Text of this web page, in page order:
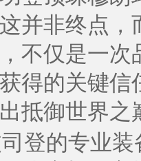
并非终点
不仅是一
得的关键
抵御世界
登的专业